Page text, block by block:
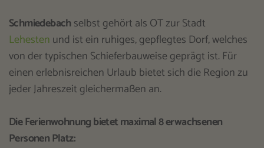
Schmiedebachselbst gehört als OT zur Stadt
Lehesten und ist ein ruhiges, gepflegtes Dorf, welches
von der typischen Schieferbauweise geprägt ist. Für
einen erlebnisreichen Urlaub bietet sich die Region zu
jeder Jahreszeit gleichermaßen an.
Die Ferienwohnung bietet maximal 8 erwachsenen
Personen Platz: